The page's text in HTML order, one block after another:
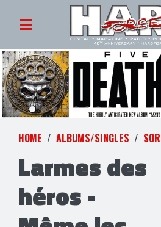
HOME ALBUMS/SINGLES
Larmes des
héros -